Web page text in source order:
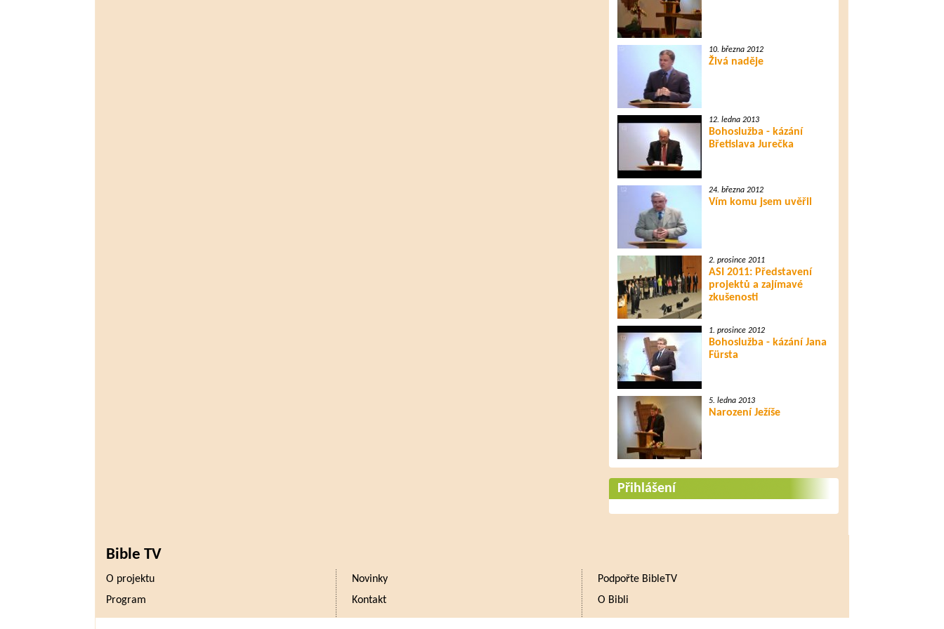
10. března 2012
Živá naděje
12. ledna 2013
Bohoslužba - kázání
Břetislava Jurečka
24. března 2012
Vím komu jsem uvěřil
2. prosince 2011
ASI 2011: Představení
projektů a zajímavé
zkušenosti
1. prosince 2012
Bohoslužba - kázání Jana
Fürsta
5. ledna 2013
Narození Ježíše
Přihlášení
Bible TV
O projektu Novinky
Podpořte BibleTV
Program
Kontakt O Bibli